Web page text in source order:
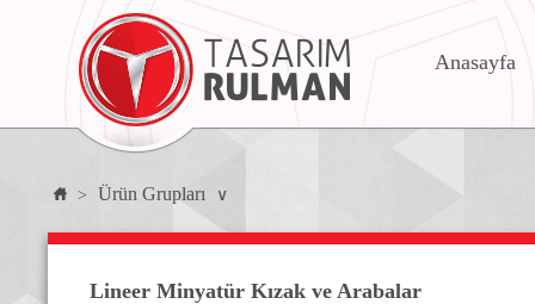
Anasayfa
> Ürün Grupları ∨
Lineer Minyatür Kızak ve Arabalar